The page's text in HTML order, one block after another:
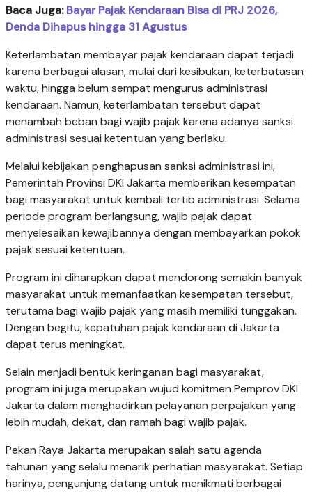
Baca Juga:Bayar Pajak Kendaraan Bisa di PRJ 2026,
Denda Dihapus hingga 31 Agustus
Keterlambatan membayar pajak kendaraan dapat terjadi
karena berbagai alasan, mulai dari kesibukan, keterbatasan
waktu, hingga belum sempat mengurus administrasi
kendaraan. Namun, keterlambatan tersebut dapat
menambah beban bagi wajib pajak karena adanya sanksi
administrasi sesuai ketentuan yang berlaku.
Melalui kebijakan penghapusan sanksi administrasi ini,
Pemerintah Provinsi DKI Jakarta memberikan kesempatan
bagi masyarakat untuk kembali tertib administrasi. Selama
periode program berlangsung, wajib pajak dapat
menyelesaikan kewajibannya dengan membayarkan pokok
pajak sesuai ketentuan.
Program ini diharapkan dapat mendorong semakin banyak
masyarakat untuk memanfaatkan kesempatan tersebut,
terutama bagi wajib pajak yang masih memiliki tunggakan.
Dengan begitu, kepatuhan pajak kendaraan di Jakarta
dapat terus meningkat.
Selain menjadi bentuk keringanan bagi masyarakat,
program ini juga merupakan wujud komitmen Pemprov DKI
Jakarta dalam menghadirkan pelayanan perpajakan yang
lebih mudah, dekat, dan ramah bagi wajib pajak.
Pekan Raya Jakarta merupakan salah satu agenda
tahunan yang selalu menarik perhatian masyarakat. Setiap
harinya, pengunjung datang untuk menikmati berbagai